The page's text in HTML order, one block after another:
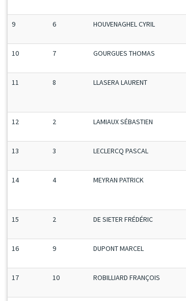
9 6 HOUVENAGHEL CYRIL
10 7 GOURGUES THOMAS
11 8 LLASERA LAURENT
12 2 LAMIAUX SÉBASTIEN
13 3 LECLERCQ PASCAL
14 4 MEYRAN PATRICK
15 2 DE SIETER FRÉDÉRIC
16 9 DUPONT MARCEL
17 10 ROBILLIARD FRANÇOIS